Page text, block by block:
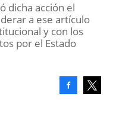
dicha acción el
a ese artículo
y con los
por el Estado